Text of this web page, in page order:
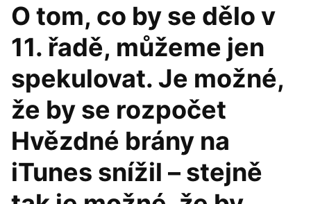
O tom, co by se dělo v
11. řadě, můžeme jen
spekulovat. Je možné,
že by se rozpočet
Hvězdné brány na
iTunes snížil – stejně